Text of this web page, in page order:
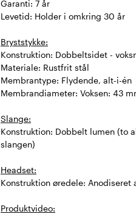
Garanti: 7 år
Levetid: Holder i omkring 30 år
Bryststykke:
Konstruktion: Dobbeltsidet -
Materiale: Rustfrit stål
Membrantype: Flydende, alt-i-én
Membrandiameter: Voksen: 43
Slange:
Konstruktion: Dobbelt lumen (to
slangen)
Headset:
Konstruktion øredele: Anodiseret
Produktvideo: